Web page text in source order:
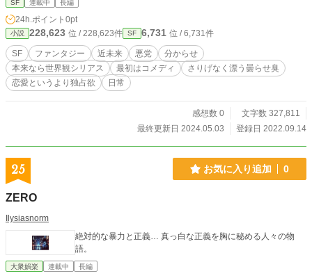
は小説家になろう、カクヨム、ハーメルン、ノベルピアでも投稿しています。
SF 連載中 長編
24h.ポイント 0pt
小説 228,623 位 / 228,623件 SF 6,731 位 / 6,731件
SF ファンタジー 近未来 悪党
分からせ
本来なら世界観シリアス
最初はコメディ
さりげなく漂う曇らせ臭
恋愛というより独占欲
日常
感想数 0
文字数 327,811
最終更新日 2024.05.03
登録日 2022.09.14
25 お気に入り追加 0
ZERO
Ilysiasnorm
絶対的な暴力と正義… 真っ白な正義を胸に秘める人々の物
語。
大衆娯楽 連載中 長編